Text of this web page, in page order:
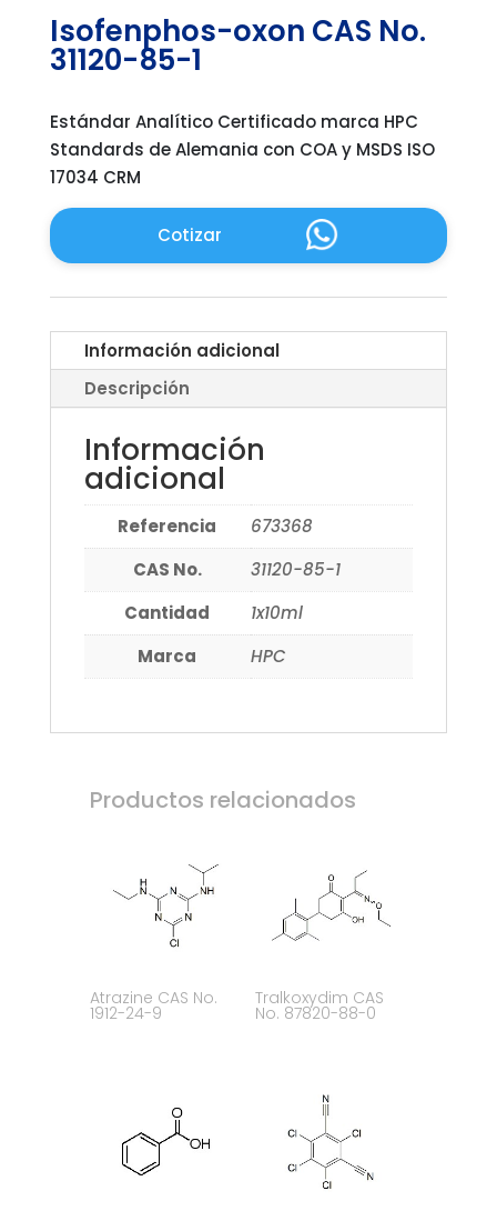
Isofenphos-oxon CAS No.
31120-85-1
Estándar Analítico Certificado marca HPC
Standards de Alemania con COA y MSDS ISO
17034 CRM
Cotizar
Información adicional
Descripción
Información
adicional
Referencia
673368
CAS No.
31120-85-1
Cantidad
1x10ml
Marca
HPC
Productos relacionados
Atrazine CAS No.
1912-24-9
Tralkoxydim CAS
No. 87820-88-0